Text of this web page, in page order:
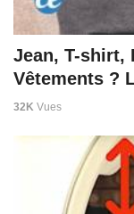
Jean, T-shirt,
Vêtements ?
32K Vues